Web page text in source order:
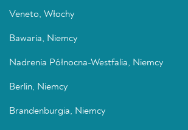
Veneto, Włochy
Bawaria, Niemcy
Nadrenia Północna-Westfalia, Niemcy
Berlin, Niemcy
Brandenburgia, Niemcy